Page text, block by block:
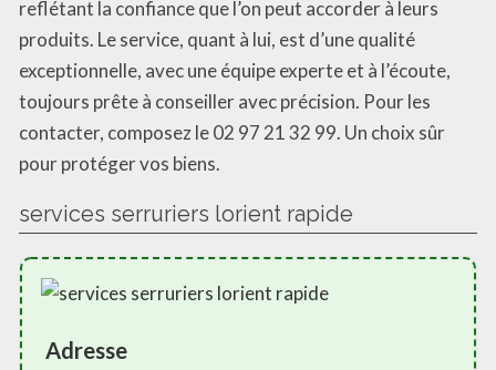
reflétant la confiance que l’on peut accorder à leurs
produits. Le service, quant à lui, est d’une qualité
exceptionnelle, avec une équipe experte et à l’écoute,
toujours prête à conseiller avec précision. Pour les
contacter, composez le 02 97 21 32 99. Un choix sûr
pour protéger vos biens.
services serruriers lorient rapide
Adresse